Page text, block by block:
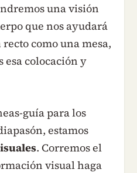
una visión
que nos ayudará
como una mesa,
esa colocación y
guía para los
estamos
. Corremos el
visual haga